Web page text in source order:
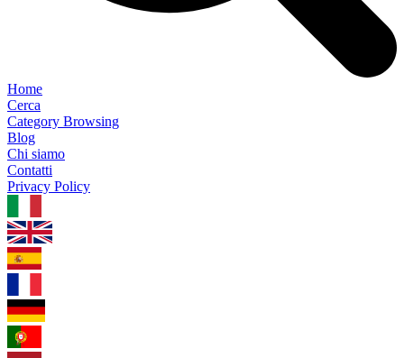
Home
Cerca
Category Browsing
Blog
Chi siamo
Contatti
Privacy Policy